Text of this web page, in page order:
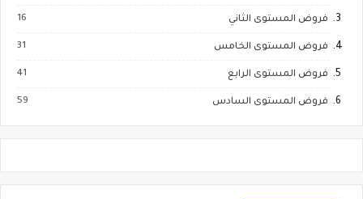
فروض المستوى الثاني 16
فروض المستوى الخامس 31
فروض المستوى الرابع 41
فروض المستوى السادس 59